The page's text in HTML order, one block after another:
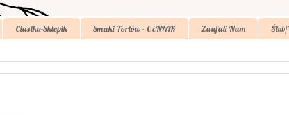
Ciastka-Sklepik Smaki Tortów - CENNIK Zaufali Nam